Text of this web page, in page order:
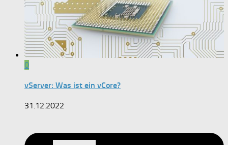
0
vServer: Was ist ein vCore?
31.12.2022